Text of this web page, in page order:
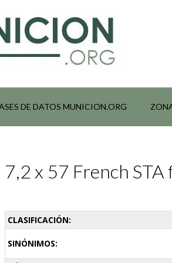
DE DATOS MUNICION.ORG
7,2 x 57 French
CLASIFICACIÓN:
SINÓNIMOS: